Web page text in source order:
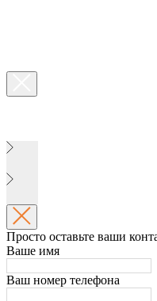
Просто оставьте ваши
Ваше имя
Ваш номер телефона